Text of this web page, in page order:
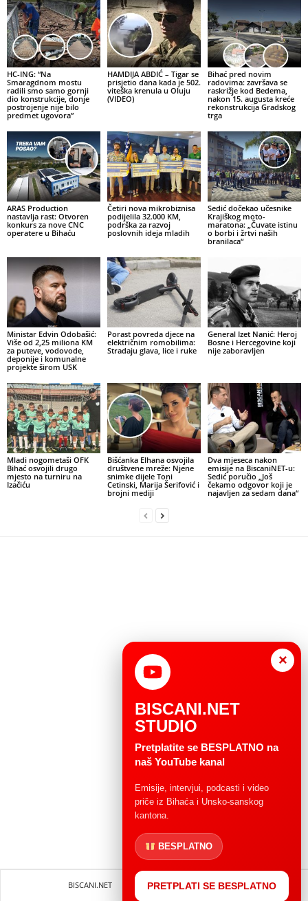
HC-ING: “Na
Smaragdnom mostu
radili smo samo gornji
dio konstrukcije, donje
postrojenje nije bilo
predmet ugovora”
HAMDIJA ABDIĆ – Tigar se
prisjetio dana kada je 502.
viteška krenula u Oluju
(VIDEO)
Bihać pred novim
radovima: završava se
raskrižje kod Bedema,
nakon 15. augusta kreće
rekonstrukcija Gradskog
trga
ARAS Production
nastavlja rast: Otvoren
konkurs za nove CNC
operatere u Bihaću
Četiri nova mikrobiznisa
podijelila 32.000 KM,
podrška za razvoj
poslovnih ideja mladih
Sedić dočekao učesnike
Krajiškog moto-
maratona: „Čuvate istinu
o borbi i žrtvi naših
branilaca“
Ministar Edvin Odobašić:
Više od 2,25 miliona KM
za puteve, vodovode,
deponije i komunalne
projekte širom USK
Porast povreda djece na
električnim romobilima:
Stradaju glava, lice i ruke
General Izet Nanić: Heroj
Bosne i Hercegovine koji
nije zaboravljen
Mladi nogometaši OFK
Bihać osvojili drugo
mjesto na turniru na
Izačiću
Bišćanka Elhana osvojila
društvene mreže: Njene
snimke dijele Toni
Cetinski, Marija Šerifović i
brojni mediji
Dva mjeseca nakon
emisije na BiscaniNET-u:
Sedić poručio „Još
čekamo odgovor koji je
najavljen za sedam dana“
BISCANI.NET Impressum
Uvjeti korištenja
×
BISCANI.NET
STUDIO
Pretplatite se BESPLATNO na
naš YouTube kanal
Emisije, intervjui, podcasti i video
priče iz Bihaća i Unsko-sanskog
kantona.
BESPLATNO
PRETPLATI SE BESPLATNO